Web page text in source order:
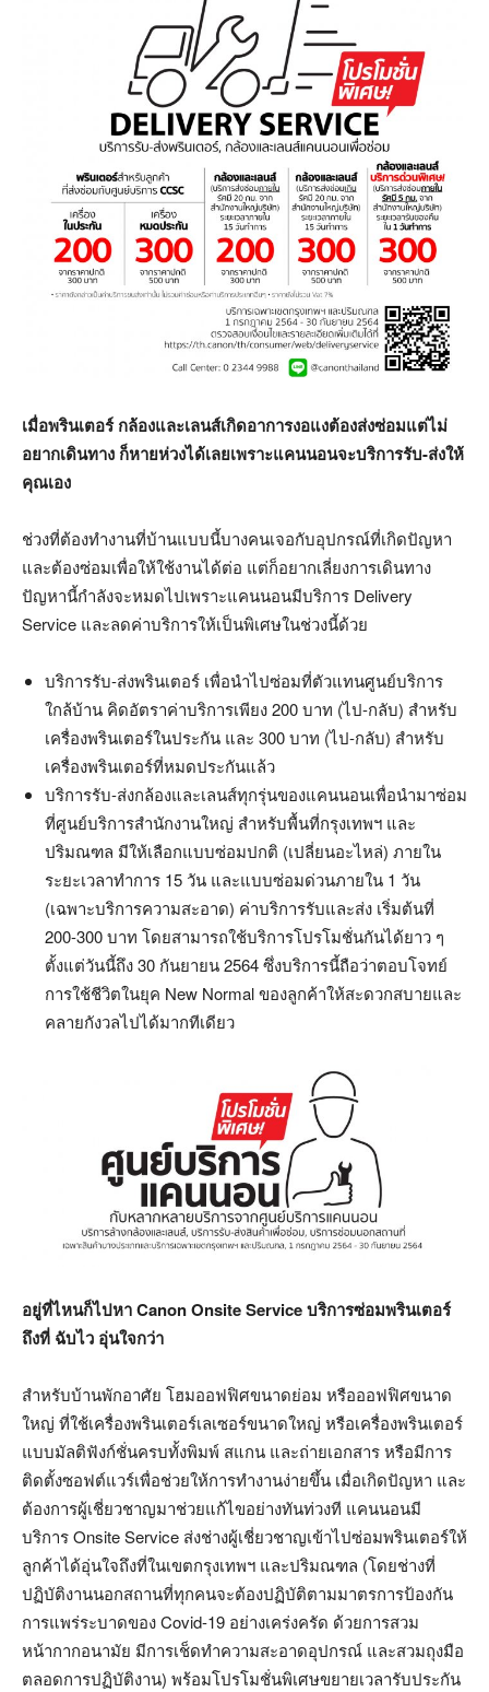
เมื่อพรินเตอร์ กล้องและเลนส์เกิดอาการงอแงต้องส่งซ่อมแต่ไม่
อยากเดินทาง ก็หายห่วงได้เลยเพราะแคนนอนจะบริการรับ-ส่งให้
คุณเอง
ช่วงที่ต้องทำงานที่บ้านแบบนี้บางคนเจอกับอุปกรณ์ที่เกิดปัญหา
และต้องซ่อมเพื่อให้ใช้งานได้ต่อ แต่ก็อยากเลี่ยงการเดินทาง
ปัญหานี้กำลังจะหมดไปเพราะแคนนอนมีบริการ Delivery
Service และลดค่าบริการให้เป็นพิเศษในช่วงนี้ด้วย
บริการรับ-ส่งพรินเตอร์ เพื่อนำไปซ่อมที่ตัวแทนศูนย์บริการ
ใกล้บ้าน คิดอัตราค่าบริการเพียง 200 บาท (ไป-กลับ) สำหรับ
เครื่องพรินเตอร์ในประกัน และ 300 บาท (ไป-กลับ) สำหรับ
เครื่องพรินเตอร์ที่หมดประกันแล้ว
บริการรับ-ส่งกล้องและเลนส์ทุกรุ่นของแคนนอนเพื่อนำมาซ่อม
ที่ศูนย์บริการสำนักงานใหญ่ สำหรับพื้นที่กรุงเทพฯ และ
ปริมณฑล มีให้เลือกแบบซ่อมปกติ (เปลี่ยนอะไหล่) ภายใน
ระยะเวลาทำการ 15 วัน และแบบซ่อมด่วนภายใน 1 วัน
(เฉพาะบริการความสะอาด) ค่าบริการรับและส่ง เริ่มต้นที่
200-300 บาท โดยสามารถใช้บริการโปรโมชั่นกันได้ยาว ๆ
ตั้งแต่วันนี้ถึง 30 กันยายน 2564 ซึ่งบริการนี้ถือว่าตอบโจทย์
การใช้ชีวิตในยุค New Normal ของลูกค้าให้สะดวกสบายและ
คลายกังวลไปได้มากทีเดียว
อยู่ที่ไหนก็ไปหาCanon Onsite Service บริการซ่อมพรินเตอร์
ถึงที่ ฉับไว อุ่นใจกว่า
สำหรับบ้านพักอาศัย โฮมออฟฟิศขนาดย่อม หรือออฟฟิศขนาด
ใหญ่ ที่ใช้เครื่องพรินเตอร์เลเซอร์ขนาดใหญ่ หรือเครื่องพรินเตอร์
แบบมัลติฟังก์ชั่นครบทั้งพิมพ์ สแกน และถ่ายเอกสาร หรือมีการ
ติดตั้งซอฟต์แวร์เพื่อช่วยให้การทำงานง่ายขึ้น เมื่อเกิดปัญหา และ
ต้องการผู้เชี่ยวชาญมาช่วยแก้ไขอย่างทันท่วงที แคนนอนมี
บริการ Onsite Service ส่งช่างผู้เชี่ยวชาญเข้าไปซ่อมพรินเตอร์ให้
ลูกค้าได้อุ่นใจถึงที่ในเขตกรุงเทพฯ และปริมณฑล (โดยช่างที่
ปฏิบัติงานนอกสถานที่ทุกคนจะต้องปฏิบัติตามมาตรการป้องกัน
การแพร่ระบาดของ Covid-19 อย่างเคร่งครัด ด้วยการสวม
หน้ากากอนามัย มีการเช็ดทำความสะอาดอุปกรณ์ และสวมถุงมือ
ตลอดการปฏิบัติงาน) พร้อมโปรโมชั่นพิเศษขยายเวลารับประกัน